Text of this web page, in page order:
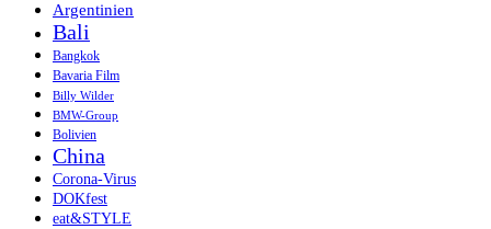
Argentinien
Bali
Bangkok
Bavaria Film
Billy Wilder
BMW-Group
Bolivien
China
Corona-Virus
DOKfest
eat&STYLE